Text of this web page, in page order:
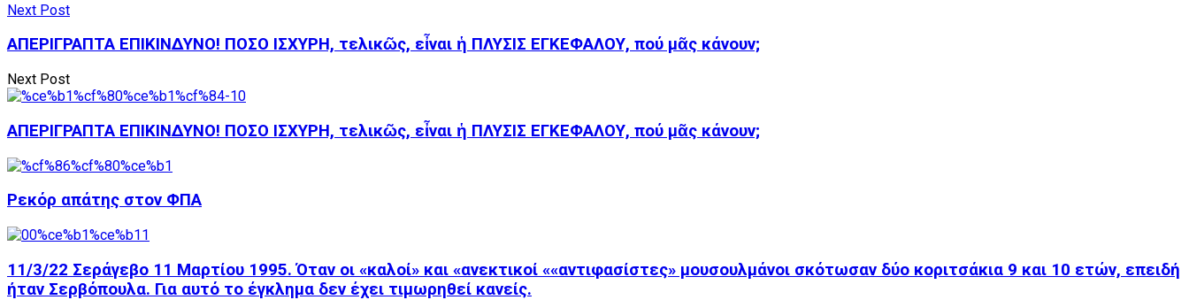
Next Post
ΑΠΕΡΙΓΡΑΠΤΑ ΕΠΙΚΙΝΔΥΝΟ! ΠΟΣΟ ΙΣΧΥΡΗ, τελικῶς, εἶναι ἡ ΠΛΥΣΙΣ ΕΓΚΕΦΑΛΟΥ, πού μᾶς κάνουν;
Next Post
ΑΠΕΡΙΓΡΑΠΤΑ ΕΠΙΚΙΝΔΥΝΟ! ΠΟΣΟ ΙΣΧΥΡΗ, τελικῶς, εἶναι ἡ ΠΛΥΣΙΣ ΕΓΚΕΦΑΛΟΥ, πού μᾶς κάνουν;
Ρεκόρ απάτης στον ΦΠΑ
11/3/22 Σεράγεβο 11 Μαρτίου 1995. Όταν οι «καλοί» και «ανεκτικοί ««αντιφασίστες» μουσουλμάνοι σκότωσαν δύο κοριτσάκια 9 και 10 ετών, επειδή
ήταν Σερβόπουλα. Για αυτό το έγκλημα δεν έχει τιμωρηθεί κανείς.